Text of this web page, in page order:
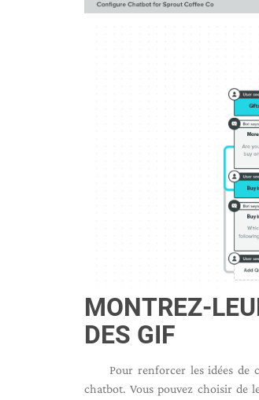
MONTREZ-
DES GIF
Pour renforcer les idées de
chatbot. Vous pouvez choisir de